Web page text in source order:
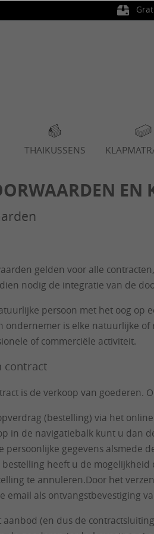
THAIKUSSENS
EN
gelden voor alle
nodig de integratie van de
persoon met het oog
ondernemer is elke natuurlijke
of commerciële activiteit.
contract
is de verkoop van
(bestelling) via het
in de navigatiebalk kunt u dan
persoonlijke gegevens alsmede
heeft u de
te annuleren.Door het
email als ontvangstbevestiging
aanbod (en dus de